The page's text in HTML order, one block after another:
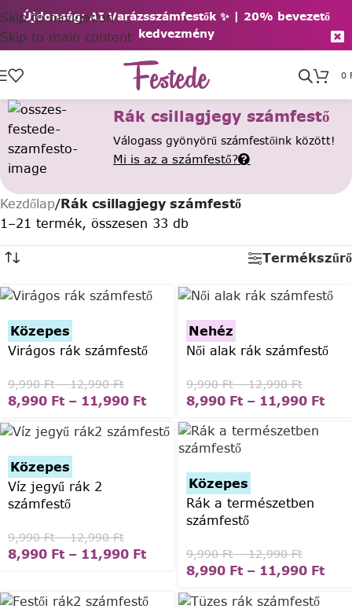
Újdonság: AI Varázsszámfestők ✨ | 20% bevezető
kedvezmény
Skip to navigation
Skip to main content
0
Rák csillagjegy számfestő
Válogass gyönyörű számfestőink között!
Mi is az a számfestő?
Kezdőlap/Rák csillagjegy számfestő
1–21 termék, összesen 33 db
Termékszűrő
Közepes
Virágos rák számfestő
9,990Ft – 12,990Ft
8,990 Ft – 11,990 Ft
Nehéz
Női alak rák számfestő
9,990Ft – 12,990Ft
8,990 Ft – 11,990 Ft
Közepes
Víz jegyű rák 2
számfestő
9,990Ft – 12,990Ft
8,990 Ft – 11,990 Ft
Közepes
Rák a természetben
számfestő
9,990Ft – 12,990Ft
8,990 Ft – 11,990 Ft